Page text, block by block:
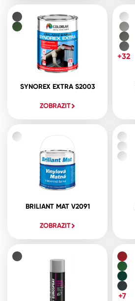
SYNOREX EXTRA S2003
ZOBRAZIT
+32
BRILIANT MAT V2091
ZOBRAZIT
+7